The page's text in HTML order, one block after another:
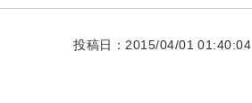
投稿日：2015/04/01 01:40:04